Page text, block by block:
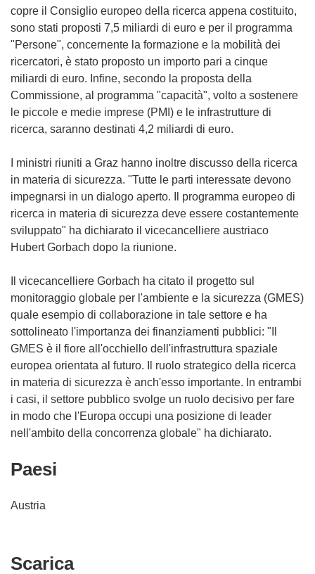
copre il Consiglio europeo della ricerca appena costituito,
sono stati proposti 7,5 miliardi di euro e per il programma
"Persone", concernente la formazione e la mobilità dei
ricercatori, è stato proposto un importo pari a cinque
miliardi di euro. Infine, secondo la proposta della
Commissione, al programma "capacità", volto a sostenere
le piccole e medie imprese (PMI) e le infrastrutture di
ricerca, saranno destinati 4,2 miliardi di euro.
I ministri riuniti a Graz hanno inoltre discusso della ricerca
in materia di sicurezza. "Tutte le parti interessate devono
impegnarsi in un dialogo aperto. Il programma europeo di
ricerca in materia di sicurezza deve essere costantemente
sviluppato" ha dichiarato il vicecancelliere austriaco
Hubert Gorbach dopo la riunione.
Il vicecancelliere Gorbach ha citato il progetto sul
monitoraggio globale per l'ambiente e la sicurezza (GMES)
quale esempio di collaborazione in tale settore e ha
sottolineato l'importanza dei finanziamenti pubblici: "Il
GMES è il fiore all'occhiello dell'infrastruttura spaziale
europea orientata al futuro. Il ruolo strategico della ricerca
in materia di sicurezza è anch'esso importante. In entrambi
i casi, il settore pubblico svolge un ruolo decisivo per fare
in modo che l'Europa occupi una posizione di leader
nell'ambito della concorrenza globale" ha dichiarato.
Paesi
Austria
ScaricaScarica